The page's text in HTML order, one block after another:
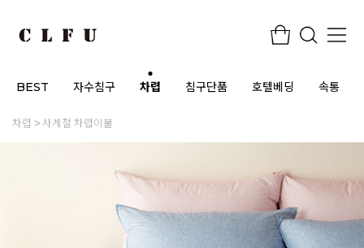
BEST 자수침구 차렵 침구단품 호텔베딩 속통
차렵 사계절 차렵이불